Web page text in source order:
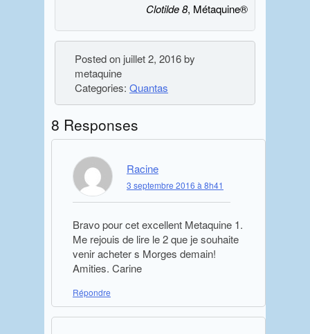
Clotilde 8, Métaquine®
Posted on juillet 2, 2016by
metaquine
Categories: Quantas
8 Responses
Racine
3 septembre 2016 à 8h41
Bravo pour cet excellent Metaquine 1.
Me rejouis de lire le 2 que je souhaite
venir acheter s Morges demain!
Amities. Carine
Répondre